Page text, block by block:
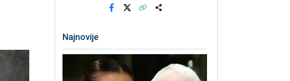
Najnovije